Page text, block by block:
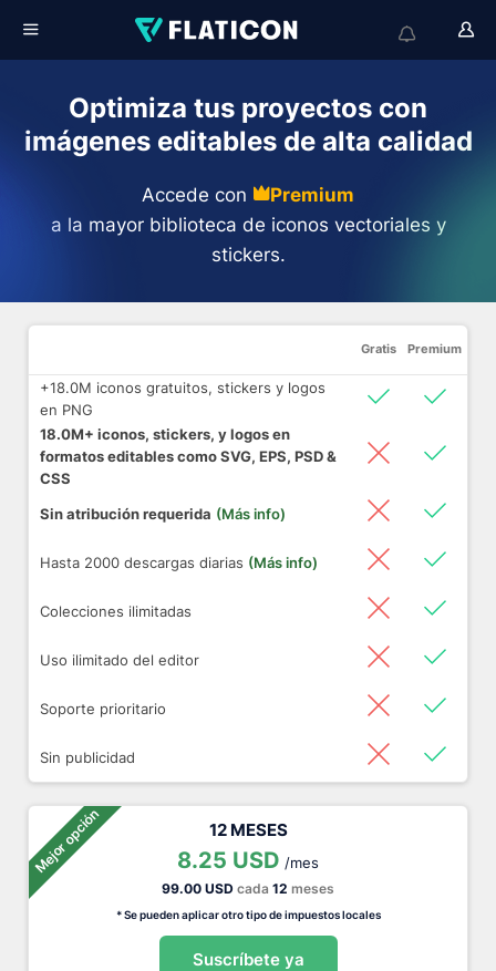
Optimiza tus proyectos con
imágenes editables de alta calidad
Accede con
Premium
a la mayor biblioteca de iconos vectoriales y
stickers.
Gratis Premium
+18.0M iconos gratuitos, stickers y logos
en PNG
18.0M+ iconos, stickers, y logos en
formatos editables como SVG, EPS, PSD &
CSS
Sin atribución requerida (Más info)
Hasta 2000 descargas diarias (Más info)
Colecciones ilimitadas
Uso ilimitado del editor
Soporte prioritario
Sin publicidad
Mejor opción 12 MESES
8.25 USD /mes
99.00 USD cada 12 meses
* Se pueden aplicar otro tipo de impuestos locales
Suscríbete ya